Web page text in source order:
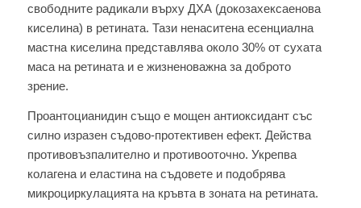
свободните радикали върху ДХА (докозахексаенова
киселина) в ретината. Тази ненаситена есенциална
мастна киселина представлява около 30% от сухата
маса на ретината и е жизненоважна за доброто
зрение.
Проантоцианидин също е мощен антиоксидант със
силно изразен съдово-протективен ефект. Действа
противовъзпалително и противооточно. Укрепва
колагена и еластина на съдовете и подобрява
микроциркулацията на кръвта в зоната на ретината.